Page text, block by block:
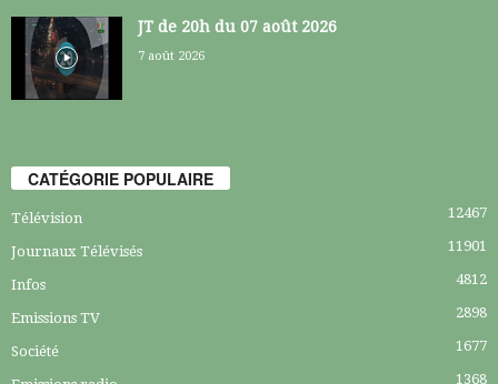
JT de 20h du 07 août 2026
7 août 2026
CATÉGORIE POPULAIRE
Télévision 12467
Journaux Télévisés 11901
Infos 4812
Emissions TV 2898
Société 1677
1368